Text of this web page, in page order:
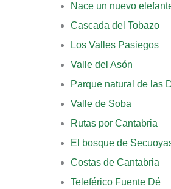
Nace un nuevo
Cascada del Tobazo
Los Valles Pasiegos
Valle del Asón
Parque natural de las
Valle de Soba
Rutas por Cantabria
El bosque de
Costas de Cantabria
Teleférico Fuente Dé